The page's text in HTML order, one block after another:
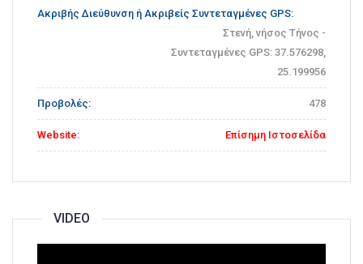
Ακριβής Διεύθυνση ή Ακριβείς Συντεταγμένες GPS:
Στενή, νήσος Τήνος -
Συντεταγμένες GPS: 37.576298,
25.199956
Προβολές: 478
Website: Επίσημη Ιστοσελίδα
VIDEO